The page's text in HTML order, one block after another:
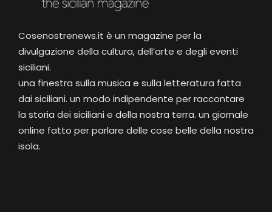
Cosenostrenews.it è un magazine per la
divulgazione della cultura, dell’arte e degli eventi
siciliani.
una finestra sulla musica e sulla letteratura fatta
dai siciliani. un modo indipendente per raccontare
la storia dei siciliani e della nostra terra. un giornale
online fatto per parlare delle cose belle della nostra
isola.